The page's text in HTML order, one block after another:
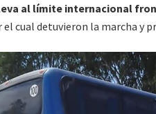
al límite internacional
cual detuvieron la marcha y